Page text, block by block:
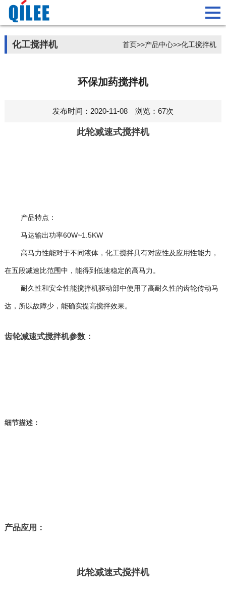
首页>>产品中心>>化工搅拌机
化工搅拌机
环保加药搅拌机
发布时间：2020-11-08 浏览：67次
此轮减速式搅拌机
产品特点：
马达输出功率60W~1.5KW
高马力性能对于不同液体，化工搅拌具有对应性及应用性能力，
在五段减速比范围中，能得到低速稳定的高马力。
耐久性和安全性能搅拌机驱动部中使用了高耐久性的齿轮传动马
达，所以故障少，能确实提高搅拌效果。
齿轮减速式搅拌机参数：
细节描述：
产品应用：
此轮减速式搅拌机